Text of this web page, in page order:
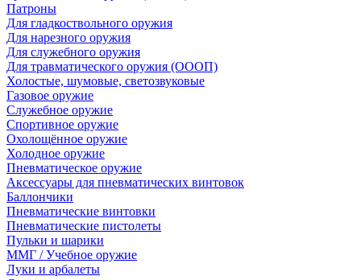
Патроны
Для гладкоствольного оружия
Для нарезного оружия
Для служебного оружия
Для травматического оружия (ОООП)
Холостые, шумовые, светозвуковые
Газовое оружие
Служебное оружие
Спортивное оружие
Охолощённое оружие
Холодное оружие
Пневматическое оружие
Аксессуары для пневматических винтовок
Баллончики
Пневматические винтовки
Пневматические пистолеты
Пульки и шарики
ММГ / Учебное оружие
Луки и арбалеты